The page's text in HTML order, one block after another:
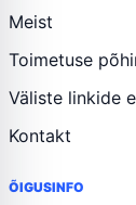
Meist
Toimetuse
Väliste linkide
Kontakt
ÕIGUSINFO